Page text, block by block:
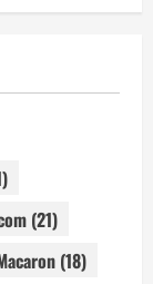
(21)
(18)